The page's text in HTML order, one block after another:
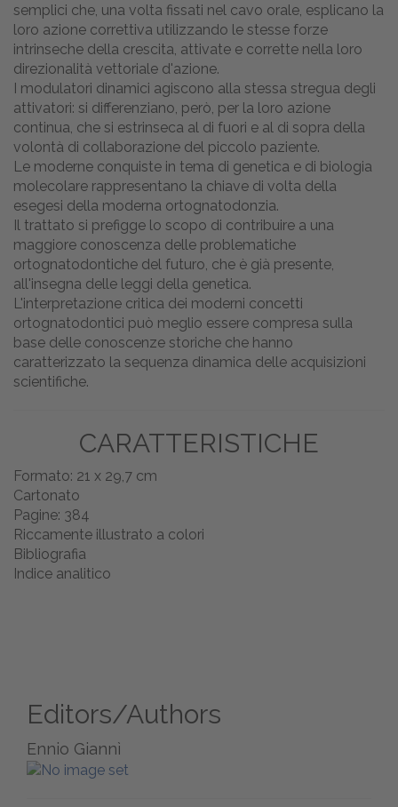
semplici che, una volta fissati nel cavo orale, esplicano la
loro azione correttiva utilizzando le stesse forze
intrinseche della crescita, attivate e corrette nella loro
direzionalità vettoriale d'azione.
I modulatori dinamici agiscono alla stessa stregua degli
attivatori: si differenziano, però, per la loro azione
continua, che si estrinseca al di fuori e al di sopra della
volontà di collaborazione del piccolo paziente.
Le moderne conquiste in tema di genetica e di biologia
molecolare rappresentano la chiave di volta della
esegesi della moderna ortognatodonzia.
Il trattato si prefigge lo scopo di contribuire a una
maggiore conoscenza delle problematiche
ortognatodontiche del futuro, che è già presente,
all'insegna delle leggi della genetica.
L'interpretazione critica dei moderni concetti
ortognatodontici può meglio essere compresa sulla
base delle conoscenze storiche che hanno
caratterizzato la sequenza dinamica delle acquisizioni
scientifiche.
CARATTERISTICHE
Formato: 21 x 29,7 cm
Cartonato
Pagine: 384
Riccamente illustrato a colori
Bibliografia
Indice analitico
Editors/Authors
Ennio Giannì